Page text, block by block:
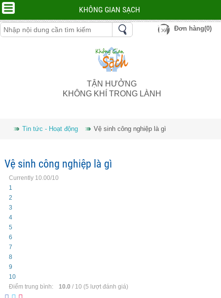
KHÔNG GIAN SẠCH
Đơn hàng(0)
TẬN HƯỞNG
KHÔNG KHÍ TRONG LÀNH
Tin tức - Hoạt động Vệ sinh công nghiệp là gì
Vệ sinh công nghiệp là gì
Currently 10.00/10
1
2
3
4
5
6
7
8
9
10
Điểm trung bình:
10.0 / 10 (5 lượt đánh giá)